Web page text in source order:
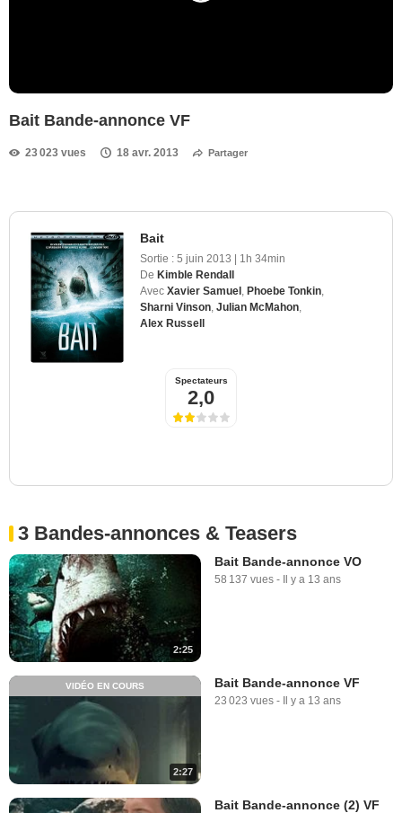
Bait Bande-annonce VF
23 023 vues 18 avr. 2013 Partager
Bait
Sortie : 5 juin 2013 | 1h 34min
De Kimble Rendall
Avec Xavier Samuel Phoebe Tonkin
Sharni Vinson Julian McMahon
Alex Russell
Spectateurs
2,0
3 Bandes-annonces & Teasers
2:25
Bait Bande-annonce VO
58 137 vues - Il y a 13 ans
2:27
VIDÉO EN COURS Bait Bande-annonce VF
23 023 vues - Il y a 13 ans
Bait Bande-annonce (2) VF